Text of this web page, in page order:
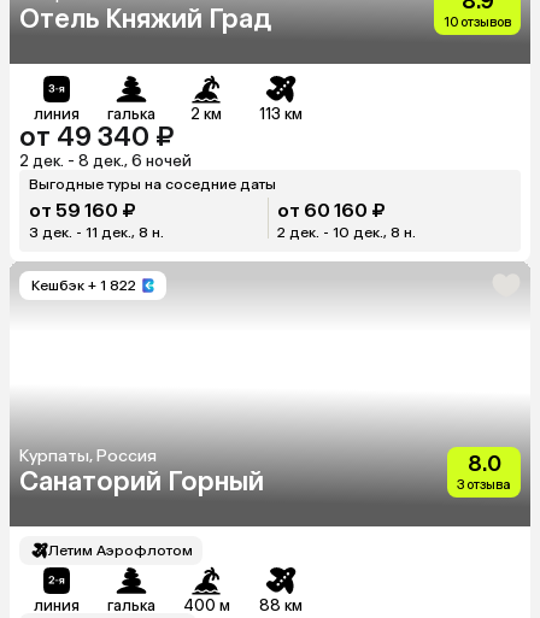
Отель Княжий Град 10 отзывов
линия галька 2 км 113 км
от 49 340 ₽
2 дек. - 8 дек., 6 ночей
Выгодные туры на соседние даты
от 59 160 ₽
3 дек. - 11 дек., 8 н.
от 60 160 ₽
2 дек. - 10 дек., 8 н.
Кешбэк + 1 822
Курпаты, Россия
Санаторий Горный
8.0
3 отзыва
Летим Аэрофлотом
линия галька 400 м 88 км